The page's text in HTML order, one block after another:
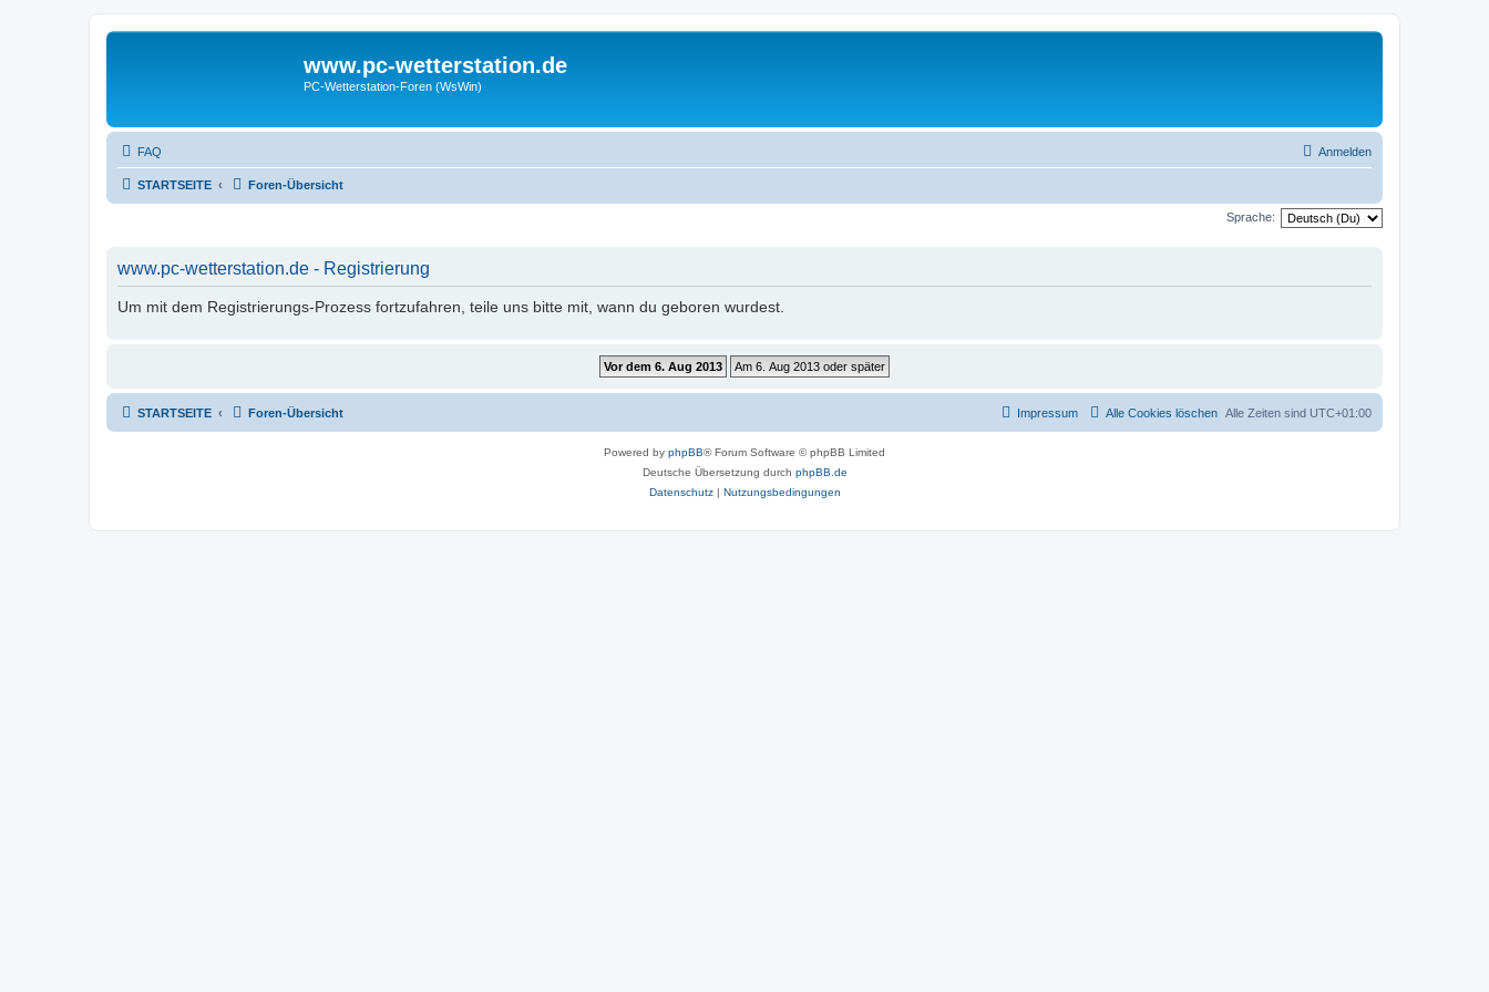
www.pc-wetterstation.de
PC-Wetterstation-Foren (WsWin)
FAQ Anmelden
STARTSEITE Foren-Übersicht
Sprache:
www.pc-wetterstation.de - Registrierung
Um mit dem Registrierungs-Prozess fortzufahren, teile uns bitte mit, wann du geboren wurdest.
STARTSEITE Foren-Übersicht Alle Zeiten sind UTC+01:00
Alle Cookies löschen
Impressum
Powered by phpBB® Forum Software © phpBB Limited
Deutsche Übersetzung durch phpBB.de
Datenschutz| Nutzungsbedingungen